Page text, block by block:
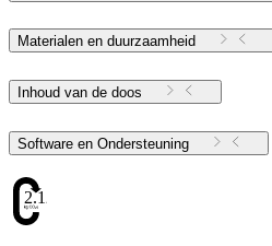
Materialen en duurzaamheid
Inhoud van de doos
Software en Ondersteuning
2.12